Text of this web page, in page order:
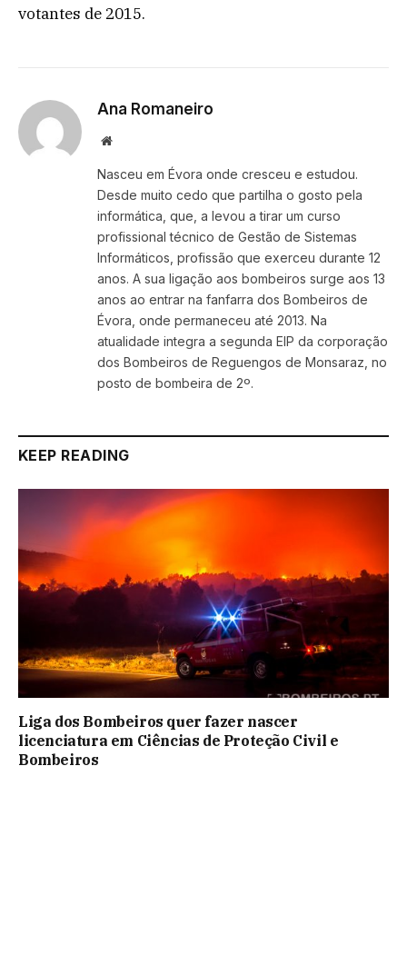
votantes de 2015.
Ana Romaneiro
Website
Nasceu em Évora onde cresceu e estudou.
Desde muito cedo que partilha o gosto pela
informática, que, a levou a tirar um curso
profissional técnico de Gestão de Sistemas
Informáticos, profissão que exerceu durante 12
anos. A sua ligação aos bombeiros surge aos 13
anos ao entrar na fanfarra dos Bombeiros de
Évora, onde permaneceu até 2013. Na
atualidade integra a segunda EIP da corporação
dos Bombeiros de Reguengos de Monsaraz, no
posto de bombeira de 2º.
KEEP READING
Liga dos Bombeiros quer fazer nascer
licenciatura em Ciências de Proteção Civil e
Bombeiros